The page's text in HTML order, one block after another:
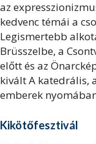
az
kedvenc témái a
Legismertebb
Brüsszelbe, a
előtt és az
kivált A katedrális,
emberek
Kikötőfesztivál